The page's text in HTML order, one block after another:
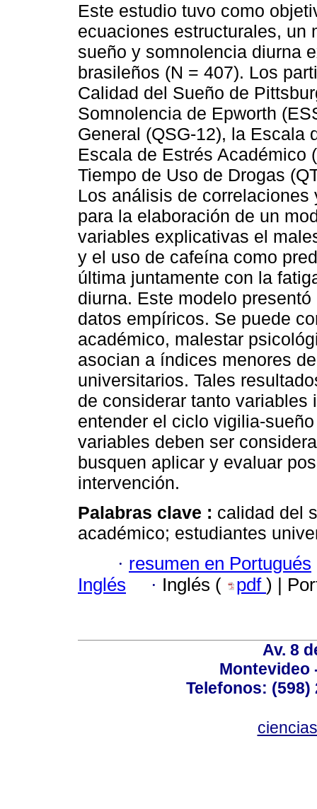
Este estudio tuvo como
ecuaciones estructurales, un
sueño y somnolencia diurna
brasileños (N = 407). Los
Calidad del Sueño de
Somnolencia de Epworth
General (QSG-12), la Escala
Escala de Estrés Académico
Tiempo de Uso de Drogas
Los análisis de
para la elaboración de un
variables explicativas el
y el uso de cafeína como
última juntamente con la
diurna. Este modelo
datos empíricos. Se puede
académico, malestar
asocian a índices menores
universitarios. Tales
de considerar tanto
entender el ciclo vigilia-
variables deben ser
busquen aplicar y evaluar
intervención.
Palabras clave : calidad del
académico; estudiantes
· resumen en Portugués
Inglés
· Inglés ( pdf ) |
Av. 8
Montevideo
Telefonos: (598)